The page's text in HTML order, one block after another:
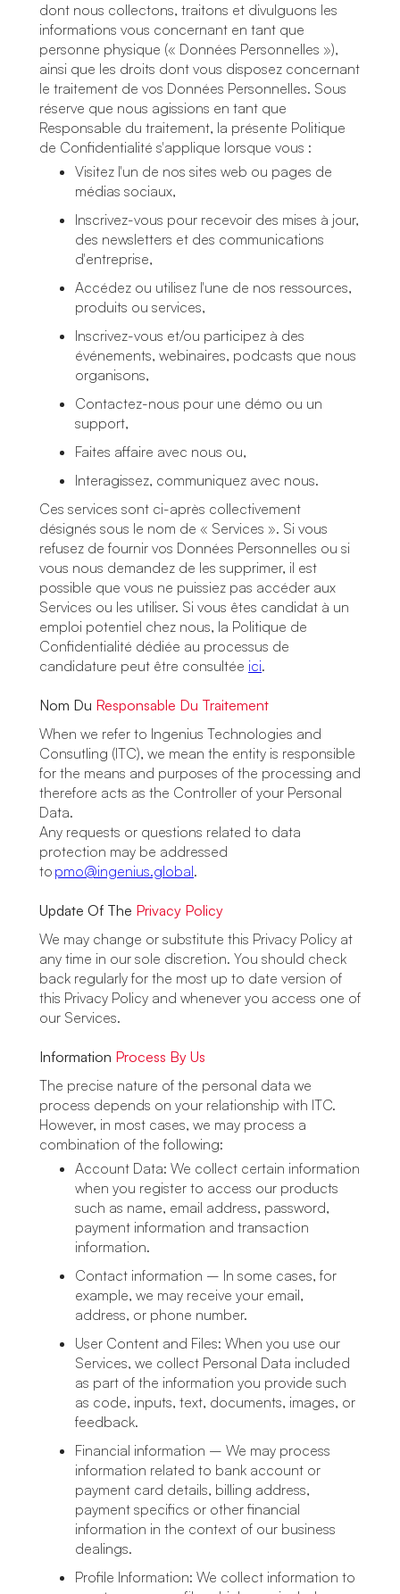
dont nous collectons, traitons et divulguons les
informations vous concernant en tant que
personne physique (« Données Personnelles »),
ainsi que les droits dont vous disposez concernant
le traitement de vos Données Personnelles. Sous
réserve que nous agissions en tant que
Responsable du traitement, la présente Politique
de Confidentialité s'applique lorsque vous :
Visitez l'un de nos sites web ou pages de
médias sociaux,
Inscrivez-vous pour recevoir des mises à jour,
des newsletters et des communications
d'entreprise,
Accédez ou utilisez l'une de nos ressources,
produits ou services,
Inscrivez-vous et/ou participez à des
événements, webinaires, podcasts que nous
organisons,
Contactez-nous pour une démo ou un
support,
Faites affaire avec nous ou,
Interagissez, communiquez avec nous.
Ces services sont ci-après collectivement
désignés sous le nom de « Services ». Si vous
refusez de fournir vos Données Personnelles ou si
vous nous demandez de les supprimer, il est
possible que vous ne puissiez pas accéder aux
Services ou les utiliser. Si vous êtes candidat à un
emploi potentiel chez nous, la Politique de
Confidentialité dédiée au processus de
candidature peut être consultée ici.
Nom Du Responsable Du Traitement
When we refer to Ingenius Technologies and
Consutling (ITC), we mean the entity is responsible
for the means and purposes of the processing and
therefore acts as the Controller of your Personal
Data.
Any requests or questions related to data
protection may be addressed
to pmo@ingenius.global.
Update Of The Privacy Policy
We may change or substitute this Privacy Policy at
any time in our sole discretion. You should check
back regularly for the most up to date version of
this Privacy Policy and whenever you access one of
our Services.
Information Process By Us
The precise nature of the personal data we
process depends on your relationship with ITC.
However, in most cases, we may process a
combination of the following:
Account Data: We collect certain information
when you register to access our products
such as name, email address, password,
payment information and transaction
information.
Contact information – In some cases, for
example, we may receive your email,
address, or phone number.
User Content and Files: When you use our
Services, we collect Personal Data included
as part of the information you provide such
as code, inputs, text, documents, images, or
feedback.
Financial information – We may process
information related to bank account or
payment card details, billing address,
payment specifics or other financial
information in the context of our business
dealings.
Profile Information: We collect information to